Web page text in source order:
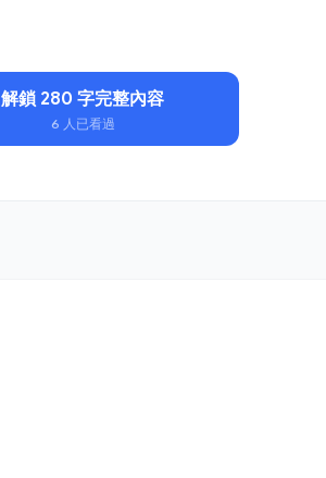
解鎖 280 字完整內容
6 人已看過